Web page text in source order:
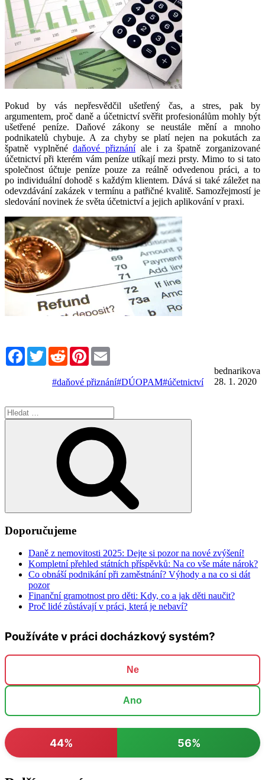
Pokud by vás nepřesvědčil ušetřený čas, a stres, pak by
argumentem, proč daně a účetnictví svěřit profesionálům mohly být
ušetřené peníze. Daňové zákony se neustále mění a mnoho
podnikatelů chybuje. A za chyby se platí nejen na pokutách za
špatně vyplněnédaňové přiznáníale i za špatně zorganizované
účetnictví při kterém vám peníze utíkají mezi prsty. Mimo to si tato
společnost účtuje peníze pouze za reálně odvedenou práci, a to
po individuální dohodě s každým klientem. Dává si také záležet na
odevzdávání zakázek v termínu a patřičné kvalitě. Samozřejmostí je
sledování novinek źe světa účetnictví a jejich aplikování v praxi.
FacebookTwitterRedditPinterest
bednarikova
28. 1. 2020
#daňové přiznání#DÚOPAM#účetnictví
Hledat:
Doporučujeme
Daně z nemovitosti 2025: Dejte si pozor na nové zvýšení!
Kompletní přehled státních příspěvků: Na co vše máte nárok?
Co obnáší podnikání při zaměstnání? Výhody a na co si dát
pozor
Finanční gramotnost pro děti: Kdy, co a jak děti naučit?
Proč lidé zůstávají v práci, která je nebaví?
Používáte v práci docházkový systém?
Ne
Ano
44% 56%